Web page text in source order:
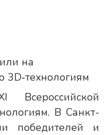
В Санкт-
победителей и